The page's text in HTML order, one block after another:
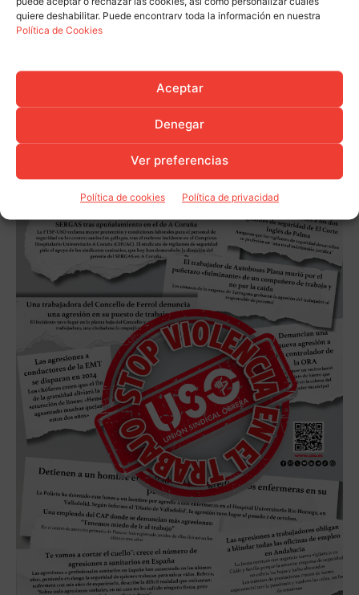
quiere deshabilitar. Puede encontrarv toda la información en nuestra
Política de Cookies
Aceptar
Denegar
Ver preferencias
Política de cookies Política de privacidad